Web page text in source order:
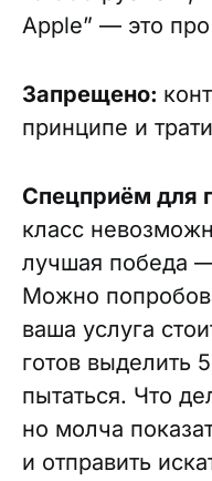
Apple” — это
Запрещено:
принципе и
Спецприём для
класс
лучшая победа
Можно
ваша услуга
готов выделить
пытаться. Что
но молча
и отправить